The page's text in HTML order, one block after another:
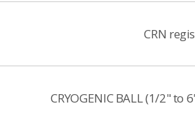
CRN
CRYOGENIC BALL (1/2" to